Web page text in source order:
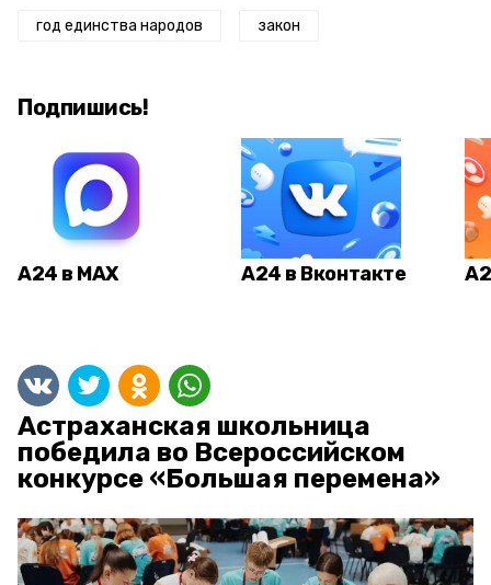
год единства народов закон
Подпишись!
А24 в MAX А24 в Вконтакте
Астраханская школьница
победила во Всероссийском
конкурсе «Большая перемена»